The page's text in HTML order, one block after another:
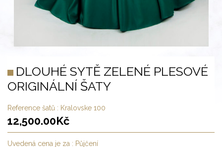
DLOUHÉ SYTĚ ZELENÉ PLESOVÉ
ORIGINÁLNÍ ŠATY
Reference šatů : Kralovske 100
12,500.00Kč
Uvedená cena je za : Půjčení